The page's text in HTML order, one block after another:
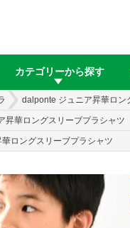
カテゴリーから探す
dalponte ジュニア昇華ロン
昇華ロングスリーブプラシャツ
ロングスリーブプラシャツ